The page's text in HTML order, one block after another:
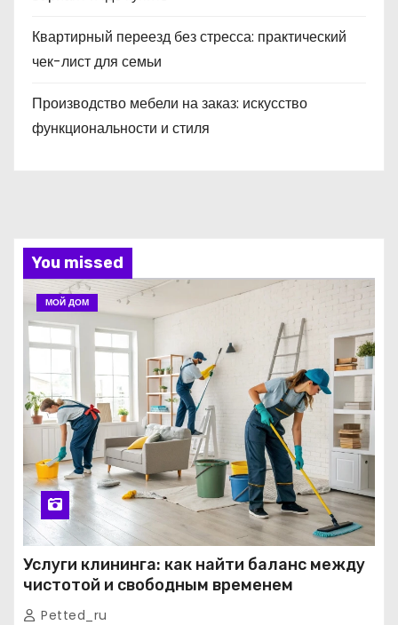
Квартирный переезд без стресса: практический
чек-лист для семьи
Производство мебели на заказ: искусство
функциональности и стиля
You missed
МОЙ ДОМ
Услуги клининга: как найти баланс между
чистотой и свободным временем
Petted_ru